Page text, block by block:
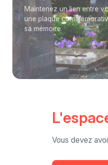
Maintenez un lien entre
une plaque
sa mémoire.
Vous devez